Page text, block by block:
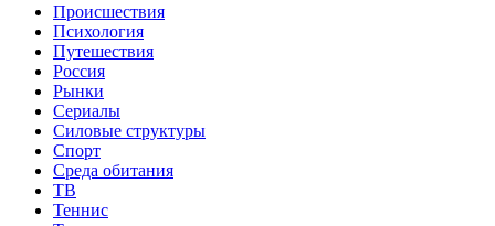
Происшествия
Психология
Путешествия
Россия
Рынки
Сериалы
Силовые структуры
Спорт
Среда обитания
ТВ
Теннис